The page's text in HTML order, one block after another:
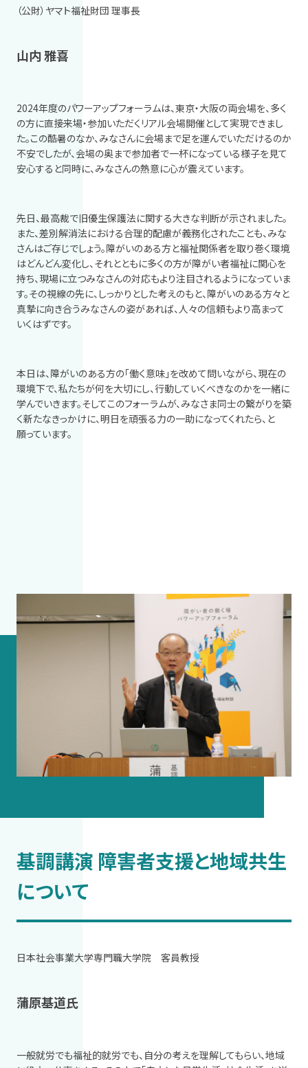
（公財）ヤマト福祉財団 理事長
山内 雅喜
2024年度のパワーアップフォーラムは、東京・大阪の両会場を、多く
の方に直接来場・参加いただくリアル会場開催として実現できまし
た。この酷暑のなか、みなさんに会場まで足を運んでいただけるのか
不安でしたが、会場の奥まで参加者で一杯になっている様子を見て
安心すると同時に、みなさんの熱意に心が震えています。
先日、最高裁で旧優生保護法に関する大きな判断が示されました。
また、差別解消法における合理的配慮が義務化されたことも、みな
さんはご存じでしょう。障がいのある方と福祉関係者を取り巻く環境
はどんどん変化し、それとともに多くの方が障がい者福祉に関心を
持ち、現場に立つみなさんの対応もより注目されるようになっていま
す。その視線の先に、しっかりとした考えのもと、障がいのある方々と
真摯に向き合うみなさんの姿があれば、人々の信頼もより高まって
いくはずです。
本日は、障がいのある方の「働く意味」を改めて問いながら、現在の
環境下で、私たちが何を大切にし、行動していくべきなのかを一緒に
学んでいきます。そしてこのフォーラムが、みなさま同士の繋がりを築
く新たなきっかけに、明日を頑張る力の一助になってくれたら、と
願っています。
基調講演 障害者支援と地域共生
について
日本社会事業大学専門職大学院 客員教授
蒲原基道氏
一般就労でも福祉的就労でも、自分の考えを理解してもらい、地域